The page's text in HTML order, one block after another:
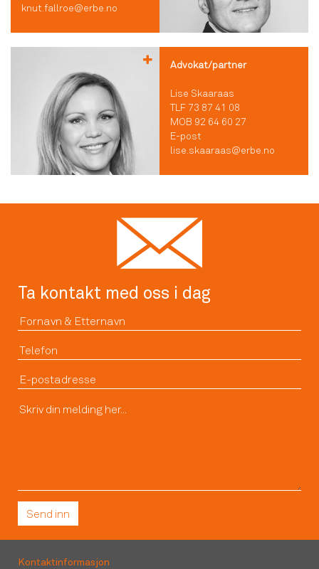
knut.fallroe@erbe.no
Advokat/partner
Lise Skaaraas
TLF 73 87 41 08
MOB 92 64 60 27
E-post
lise.skaaraas@erbe.no
Ta kontakt med oss i dag
Kontaktinformasjon